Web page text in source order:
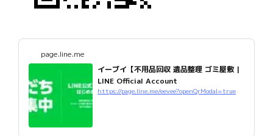
page.line.me
イーブイ【不用品回収 遺品整理 ゴミ屋敷 |
LINE Official Account
https://page.line.me/eevee?openQrModal=true